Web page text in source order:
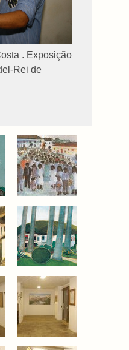
. Exposição
Rei de